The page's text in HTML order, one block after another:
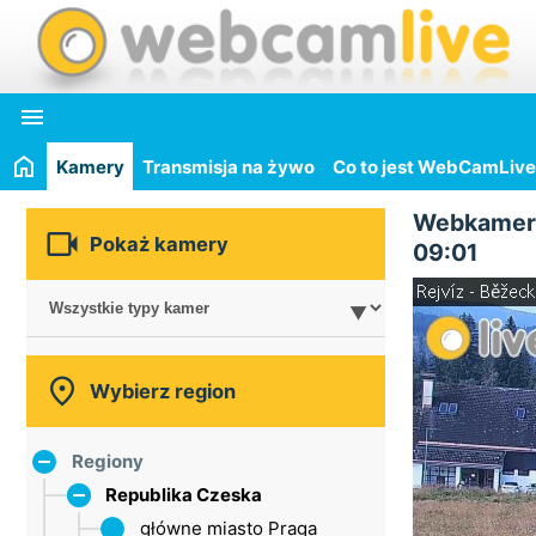

Kamery Transmisja na żywo Co to jest WebCamLive
 Pokaż kamery
 Wybierz region
Regiony
Republika Czeska
główne miasto Praga
09:01